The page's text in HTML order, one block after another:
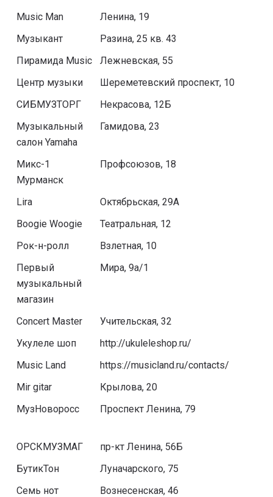
Music Man
Ленина, 19
Музыкант
Разина, 25 кв. 43
Пирамида Music
Лежневская, 55
Центр музыки
Шереметевский проспект, 10
СИБМУЗТОРГ
Некрасова, 12Б
Музыкальный
салон Yamaha
Гамидова, 23
Микс-1
Мурманск
Профсоюзов, 18
Lira
Октябрьская, 29А
Boogie Woogie
Театральная, 12
Рок-н-ролл
Взлетная, 10
Первый
музыкальный
магазин
Мира, 9а/1
Concert Master
Учительская, 32
Укулеле шоп
http://ukuleleshop.ru/
Music Land
https://musicland.ru/contacts/
Mir gitar
Крылова, 20
МузНоворосс
Проспект Ленина, 79
ОРСКМУЗМАГ
пр-кт Ленина, 56Б
БутикТон
Луначарского, 75
Семь нот
Вознесенская, 46